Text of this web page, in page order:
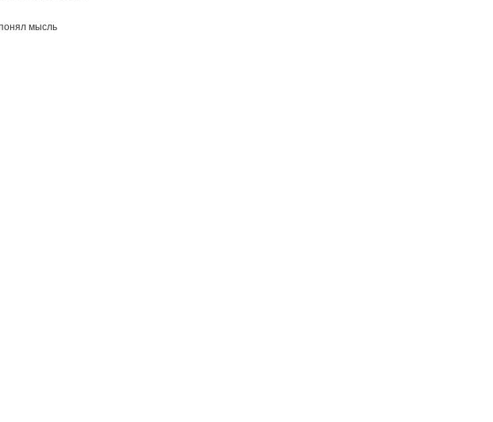
мысль